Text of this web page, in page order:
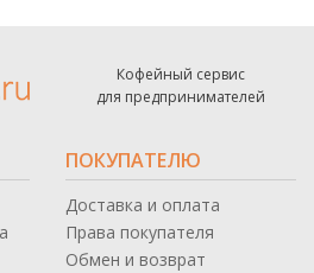
Кофейный сервис
для предпринимателей
ПОКУПАТЕЛЮ
Доставка и оплата
Права покупателя
Обмен и возврат